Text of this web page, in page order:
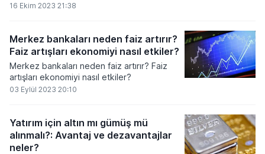
16 Ekim 2023 21:38
Merkez bankaları neden faiz artırır?
Faiz artışları ekonomiyi nasıl etkiler?
Merkez bankaları neden faiz artırır? Faiz
artışları ekonomiyi nasıl etkiler?
03 Eylül 2023 20:10
Yatırım için altın mı gümüş mü
alınmalı?: Avantaj ve dezavantajlar
neler?